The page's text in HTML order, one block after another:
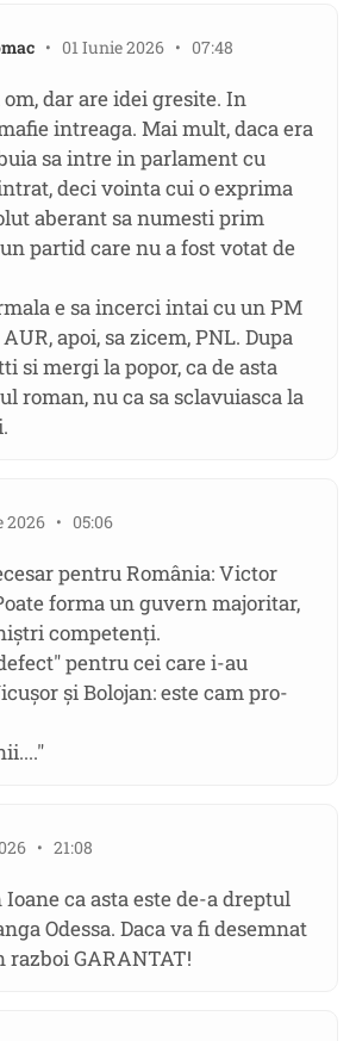
• 01 Iunie 2026 • 07:48
dar are idei gresite. In
intreaga. Mai mult, daca era
sa intre in parlament cu
deci vointa cui o exprima
aberant sa numesti prim
partid care nu a fost votat de
e sa incerci intai cu un PM
apoi, sa zicem, PNL. Dupa
si mergi la popor, ca de asta
roman, nu ca sa sclavuiasca la
2026 • 05:06
pentru România: Victor
forma un guvern majoritar,
competenți.
pentru cei care i-au
și Bolojan: este cam pro-
• 21:08
Ioane ca asta este de-a dreptul
Odessa. Daca va fi desemnat
razboi GARANTAT!